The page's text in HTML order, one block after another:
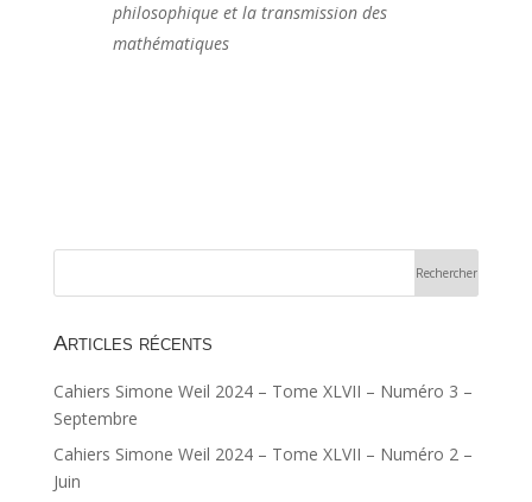
philosophique et la transmission des
mathématiques
Articles récents
Cahiers Simone Weil 2024 – Tome XLVII – Numéro 3 –
Septembre
Cahiers Simone Weil 2024 – Tome XLVII – Numéro 2 –
Juin